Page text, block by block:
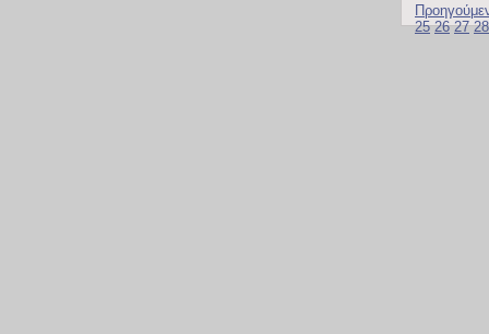
25 26 27 28